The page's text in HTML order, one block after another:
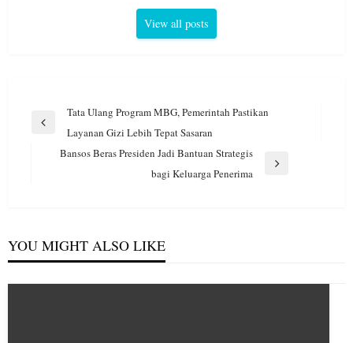
View all posts
Navigasi
pos
Previous
Tata Ulang Program MBG, Pemerintah Pastikan
Layanan Gizi Lebih Tepat Sasaran
Bansos Beras Presiden Jadi Bantuan Strategis
bagi Keluarga Penerima
YOU MIGHT ALSO LIKE